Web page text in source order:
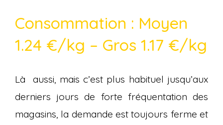
Consommation : Moyen
1.24 €/kg – Gros 1.17 €/kg
Là aussi, mais c’est plus habituel jusqu’aux
derniers jours de forte fréquentation des
magasins, la demande est toujours ferme et